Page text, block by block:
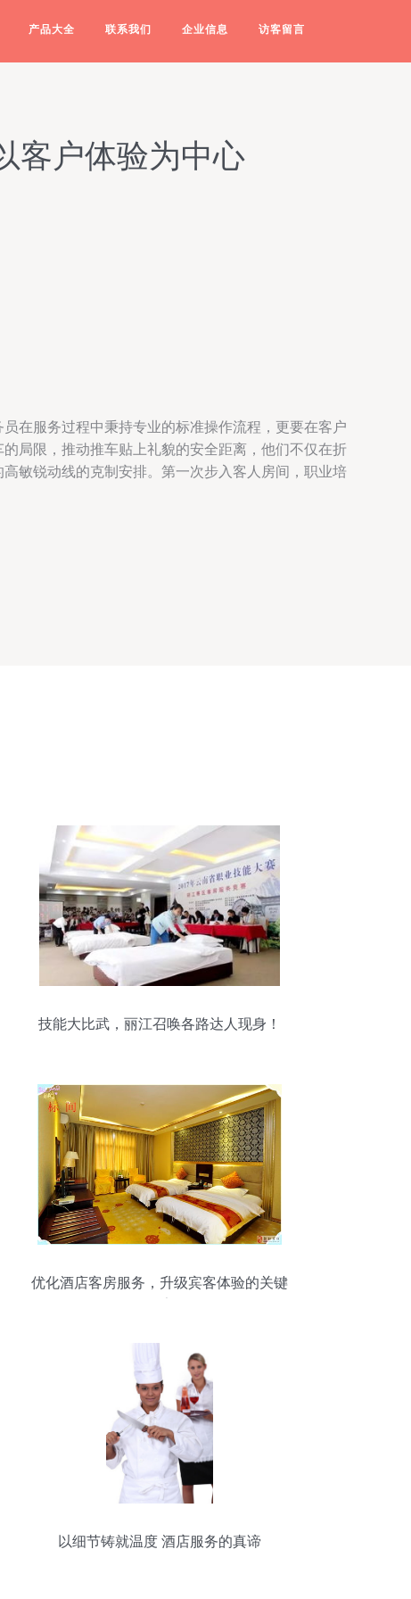
产品大全 联系我们 企业信息 访客留言
客户体验为中心
在服务过程中秉持专业的标准操作流程，更要在客户
局限，推动推车贴上礼貌的安全距离，他们不仅在折
敏锐动线的克制安排。第一次步入客人房间，职业培
技能大比武，丽江召唤各路达人现身！
优化酒店客房服务，升级宾客体验的关键
以细节铸就温度 酒店服务的真谛